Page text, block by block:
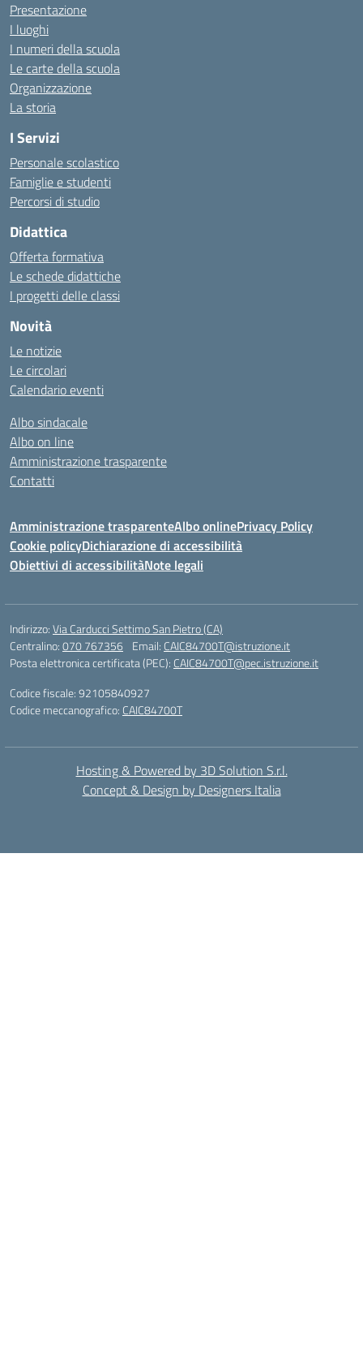
Presentazione
I luoghi
I numeri della scuola
Le carte della scuola
Organizzazione
La storia
I Servizi
Personale scolastico
Famiglie e studenti
Percorsi di studio
Didattica
Offerta formativa
Le schede didattiche
I progetti delle classi
Novità
Le notizie
Le circolari
Calendario eventi
Albo sindacale
Albo on line
Amministrazione trasparente
Contatti
Amministrazione trasparenteAlbo onlinePrivacy Policy
Cookie policyDichiarazione di accessibilità
Obiettivi di accessibilitàNote legali
Indirizzo:Via Carducci Settimo San Pietro (CA)
Centralino:070 767356 Email: CAIC84700T@istruzione.it
Posta elettronica certificata (PEC): CAIC84700T@pec.istruzione.it
Codice fiscale: 92105840927
Codice meccanografico: CAIC84700T
Hosting & Powered by 3D Solution S.r.l.
Concept & Design by Designers Italia